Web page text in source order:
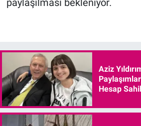
paylaşılması bekleniyor.
Aziz
Hesap